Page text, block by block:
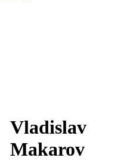
Vladislav
Makarov